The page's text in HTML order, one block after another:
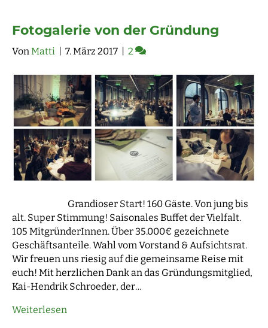
Fotogalerie von der Gründung
VonMatti 7. März 2017 2
Grandioser Start! 160 Gäste. Von jung bis
alt. Super Stimmung! Saisonales Buffet der Vielfalt.
105 MitgründerInnen. Über 35.000€ gezeichnete
Geschäftsanteile. Wahl vom Vorstand & Aufsichtsrat.
Wir freuen uns riesig auf die gemeinsame Reise mit
euch! Mit herzlichen Dank an das Gründungsmitglied,
Kai-Hendrik Schroeder, der…
Weiterlesen